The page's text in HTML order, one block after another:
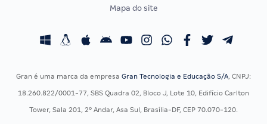
Concursos Fiscais
Calendário OAB
Mapa do site
Gran é uma marca da empresa Gran Tecnologia e Educação S/A, CNPJ:
18.260.822/0001-77, SBS Quadra 02, Bloco J, Lote 10, Edifício Carlton
Tower, Sala 201, 2º Andar, Asa Sul, Brasília-DF, CEP 70.070-120.